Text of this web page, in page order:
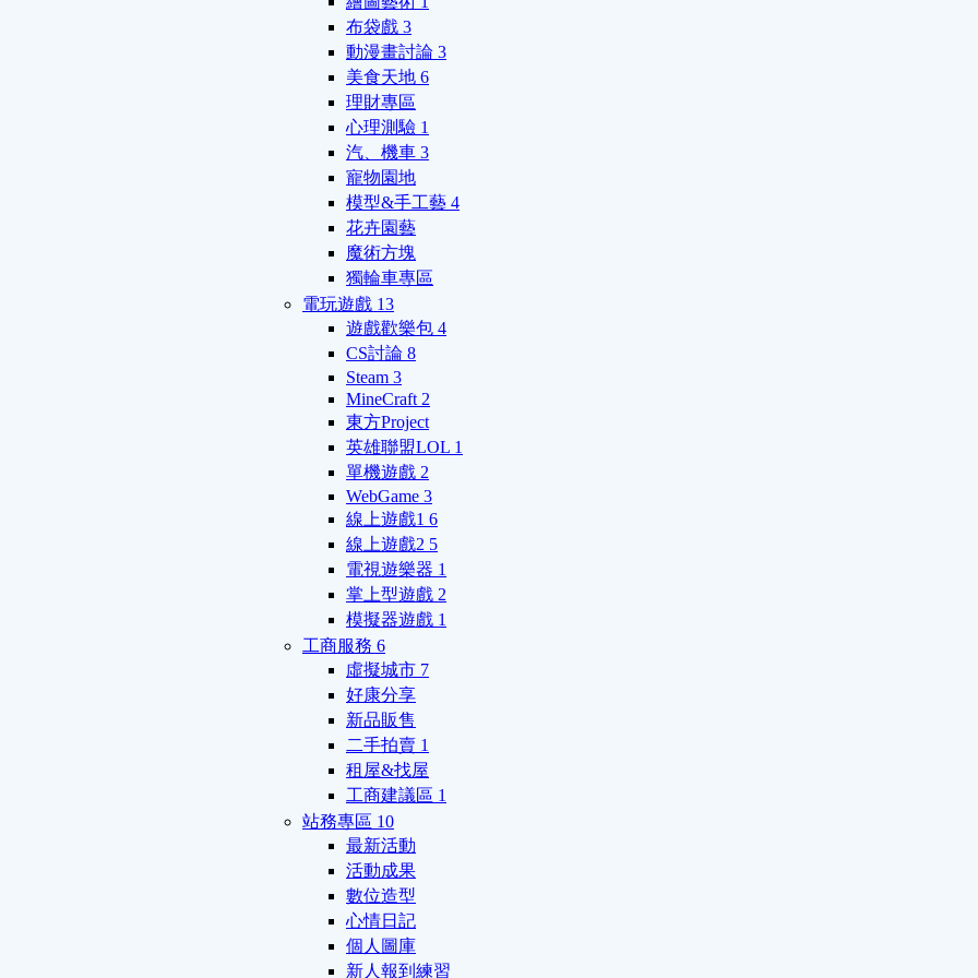
布袋戲 3
動漫畫討論 3
美食天地 6
理財專區
心理測驗 1
汽、機車 3
寵物園地
模型&手工藝 4
花卉園藝
魔術方塊
獨輪車專區
電玩遊戲 13
遊戲歡樂包 4
CS討論 8
Steam 3
MineCraft 2
東方Project
英雄聯盟LOL 1
單機遊戲 2
WebGame 3
線上遊戲1 6
線上遊戲2 5
電視遊樂器 1
掌上型遊戲 2
模擬器遊戲 1
工商服務 6
虛擬城市 7
好康分享
新品販售
二手拍賣 1
租屋&找屋
工商建議區 1
站務專區 10
最新活動
活動成果
數位造型
心情日記
個人圖庫
新人報到練習